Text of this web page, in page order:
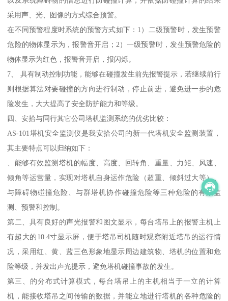
采用声、光、图像的方式综合预警。
在不同预警程度时系统的预警方式如下：1）二级预警时，发生预警
危险的物体显示为，报警音开启；2）一级预警时，发生预警危险的
物体显示为红色，报警音开启，报闪烁。
7、 具有制动控制功能，能够在碰撞发生前先报警提示，若继续前行
则根据算法对要碰撞的方向进行制动，停止前进，避免进一步的危
险发生，大大提高了安全防护能力和等级。
四、安拾与同行其它公司塔机监测系统的优劣比较：
AS-101塔机安全监测仪是我安拾公司的新一代塔机安全监测装置，
其主要特点可以归纳如下：
、能够有效监测塔机的幅度、高度、回转角、重量、力矩、风速、
倾角等运营量，实现对塔机自身运作危险（超重、倾斜过大等）、
与障碍物碰撞危险、与群塔机协作碰撞危险等三种危险的有效监
测、预警和控制。
第二、具有良好的声光报警和图文显示，每台塔吊上的报警主机上
有超大的10.4寸显示屏，便于塔吊司机随时观察附近塔吊的运行情
况，采用红、黄、蓝三色形象地显示周边建筑物、塔机的位置和危
险等级，并发出声光提示，避免塔机碰撞事故的发生。
第三、的分布式计算模式，每台塔吊上的主机相当于一立的计算
机，能接收塔吊之间传输的数据，并能立地进行塔机的各种危险的